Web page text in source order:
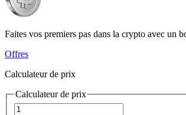
Faites vos premiers pas dans la crypto avec un
Offres
Calculateur de prix
Calculateur de prix